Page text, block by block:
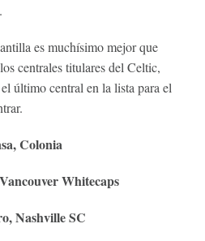
es muchísimo mejor que
centrales titulares del Celtic,
último central en la lista para el
Colonia
Whitecaps
Nashville SC